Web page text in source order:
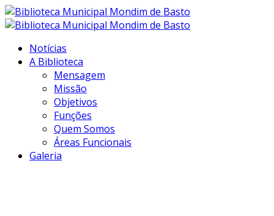
Notícias
A Biblioteca
Mensagem
Missão
Objetivos
Funções
Quem Somos
Áreas Funcionais
Galeria